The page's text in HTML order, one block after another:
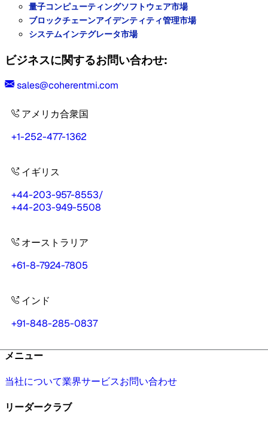
量子コンピューティングソフトウェア市場
ブロックチェーンアイデンティティ管理市場
システムインテグレータ市場
ビジネスに関するお問い合わせ:
sales@coherentmi.com
アメリカ合衆国
+1-252-477-1362
イギリス
+44-203-957-8553/
+44-203-949-5508
オーストラリア
+61-8-7924-7805
インド
+91-848-285-0837
メニュー
当社について業界サービスお問い合わせ
リーダークラブ